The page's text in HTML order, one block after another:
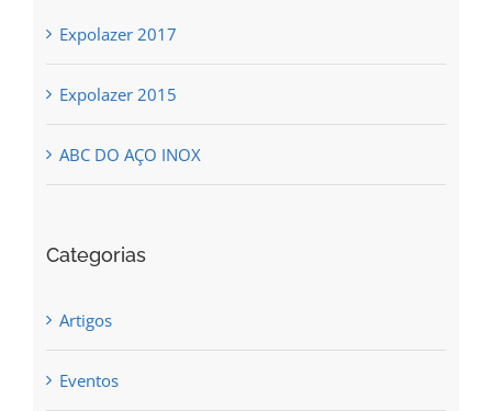
Expolazer 2017
Expolazer 2015
ABC DO AÇO INOX
Categorias
Artigos
Eventos